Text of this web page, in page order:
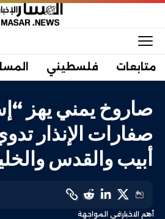
متابعات فلسطيني
صاروخ يمني يهز
صفارات الإنذار
أبيب والقدس
أهم الاخبارفي المواجهة